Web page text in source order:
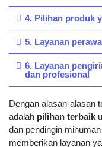
4. Pilihan produk
5. Layanan
6. Layanan
dan profesional
Dengan alasan-alasan
adalah pilihan terbaik
dan pendingin
memberikan layanan